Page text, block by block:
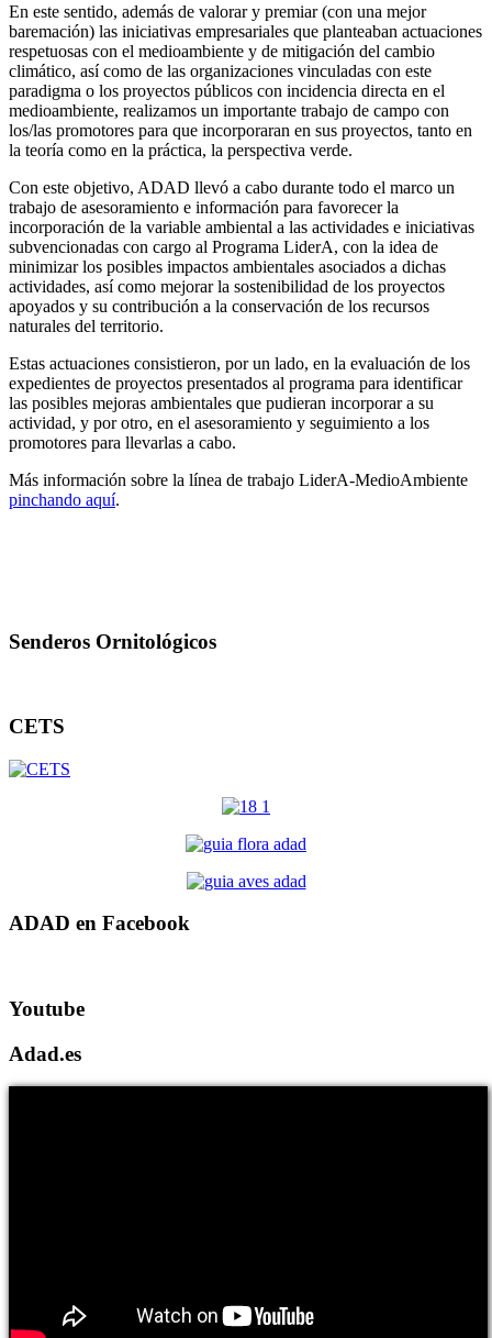
En este sentido, además de valorar y premiar (con una mejor
baremación) las iniciativas empresariales que planteaban actuaciones
respetuosas con el medioambiente y de mitigación del cambio
climático, así como de las organizaciones vinculadas con este
paradigma o los proyectos públicos con incidencia directa en el
medioambiente, realizamos un importante trabajo de campo con
los/las promotores para que incorporaran en sus proyectos, tanto en
la teoría como en la práctica, la perspectiva verde.
Con este objetivo, ADAD llevó a cabo durante todo el marco un
trabajo de asesoramiento e información para favorecer la
incorporación de la variable ambiental a las actividades e iniciativas
subvencionadas con cargo al Programa LiderA, con la idea de
minimizar los posibles impactos ambientales asociados a dichas
actividades, así como mejorar la sostenibilidad de los proyectos
apoyados y su contribución a la conservación de los recursos
naturales del territorio.
Estas actuaciones consistieron, por un lado, en la evaluación de los
expedientes de proyectos presentados al programa para identificar
las posibles mejoras ambientales que pudieran incorporar a su
actividad, y por otro, en el asesoramiento y seguimiento a los
promotores para llevarlas a cabo.
Más información sobre la línea de trabajo LiderA-MedioAmbiente
pinchando aquí.
Senderos Ornitológicos
CETS
ADAD en Facebook
Youtube
Adad.es